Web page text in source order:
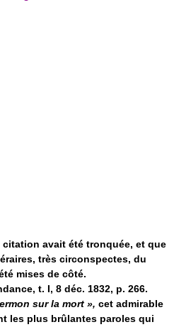
avait été tronquée, et que
très circonspectes, du
mises de côté.
t. I, 8 déc. 1832, p. 266.
sur la mort », cet admirable
les plus brûlantes paroles qui